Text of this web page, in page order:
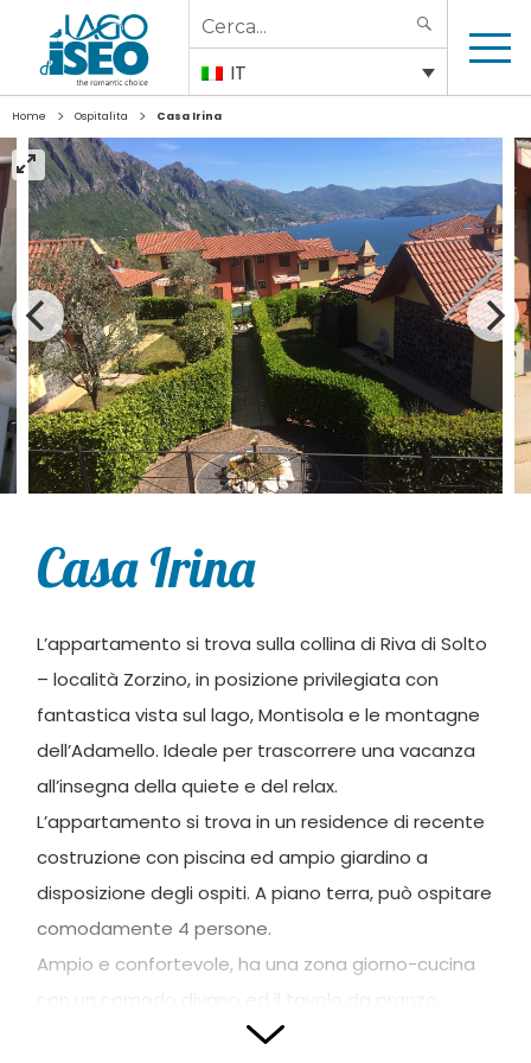
Search
for:
IT
Home > Ospitalita > Casa Irina
Casa Irina
L’appartamento si trova sulla collina di Riva di Solto
– località Zorzino, in posizione privilegiata con
fantastica vista sul lago, Montisola e le montagne
dell’Adamello. Ideale per trascorrere una vacanza
all’insegna della quiete e del relax.
L’appartamento si trova in un residence di recente
costruzione con piscina ed ampio giardino a
disposizione degli ospiti. A piano terra, può ospitare
comodamente 4 persone.
Ampio e confortevole, ha una zona giorno-cucina
Piccolo giardino privato con vista sulla piscina e sul